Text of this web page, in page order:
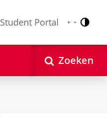
Student Portal Nederlands
English
Zoeken